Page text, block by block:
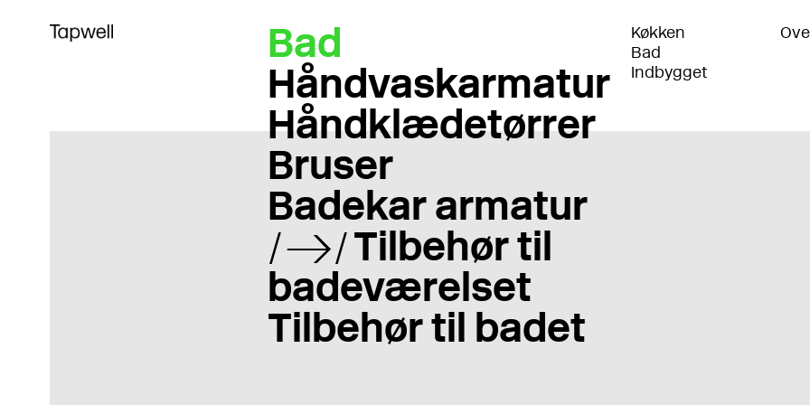
Bad
Håndvaskarmatur
Håndklædetørrer
Bruser
Badekar armatur
Tilbehør til
badeværelset
Tilbehør til badet
Køkken
Bad
Indbygget